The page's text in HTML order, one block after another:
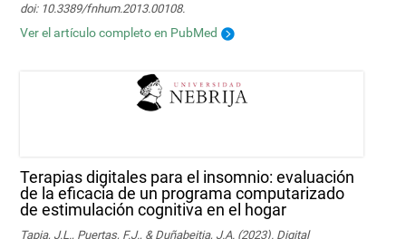
doi: 10.3389/fnhum.2013.00108.
Ver el artículo completo en PubMed
Terapias digitales para el insomnio: evaluación
de la eficacia de un programa computarizado
de estimulación cognitiva en el hogar
Tapia, J.L., Puertas, F.J., & Duñabeitia, J.A. (2023). Digital